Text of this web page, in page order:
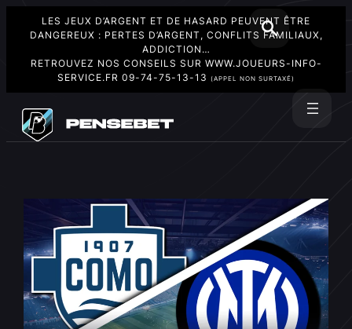
LES JEUX D’ARGENT ET DE HASARD PEUVENT ÊTRE
DANGEREUX : PERTES D’ARGENT, CONFLITS FAMILIAUX,
ADDICTION…
RETROUVEZ NOS CONSEILS SUR WWW.JOUEURS-INFO-
SERVICE.FR 09-74-75-13-13 (APPEL NON SURTAXÉ)
contenu